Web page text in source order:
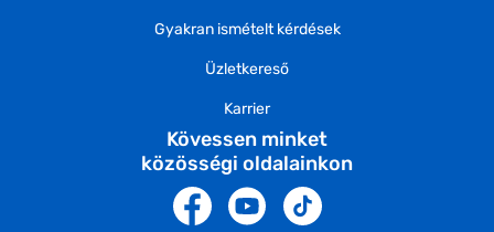
Gyakran ismételt kérdések
Üzletkereső
Karrier
Kövessen minket
közösségi oldalainkon